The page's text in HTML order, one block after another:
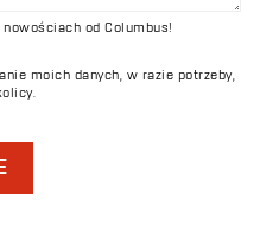
od Columbus!
moich danych, w razie potrzeby,